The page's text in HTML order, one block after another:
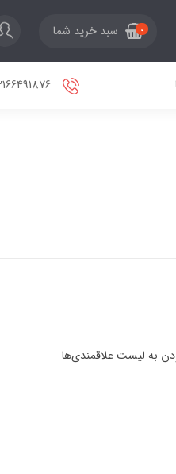
0 سبد خرید شما